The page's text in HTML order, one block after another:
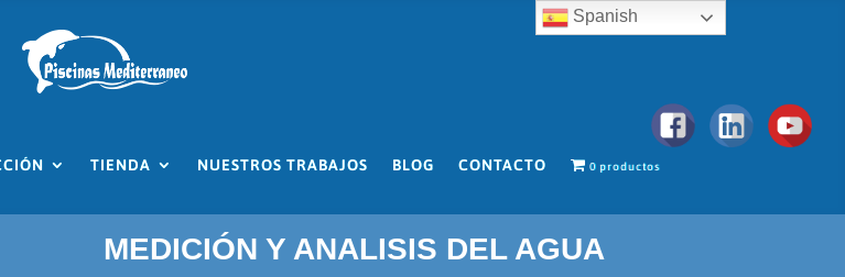
TIENDA NUESTROS TRABAJOS BLOG CONTACTO 0 productos
MEDICIÓN Y ANALISIS DEL AGUA
Spanish